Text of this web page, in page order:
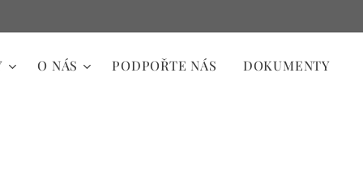
O NÁS PODPOŘTE NÁS DOKUMENTY